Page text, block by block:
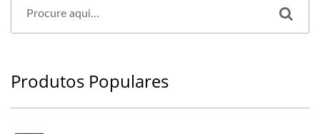
Produtos Populares